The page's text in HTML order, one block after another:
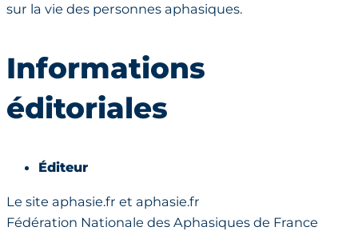
sur la vie des personnes aphasiques.
Informations
éditoriales
Éditeur
Le site aphasie.fr et aphasie.fr
Fédération Nationale des Aphasiques de France